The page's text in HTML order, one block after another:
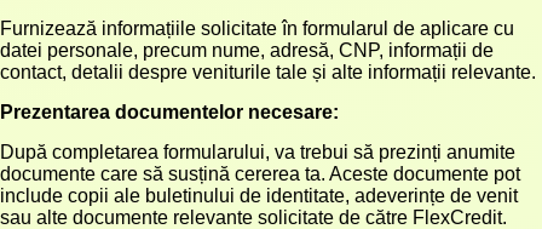
Furnizează informațiile solicitate în formularul de aplicare cu
datei personale, precum nume, adresă, CNP, informații de
contact, detalii despre veniturile tale și alte informații relevante.
Prezentarea documentelor necesare:
După completarea formularului, va trebui să prezinți anumite
documente care să susțină cererea ta. Aceste documente pot
include copii ale buletinului de identitate, adeverințe de venit
sau alte documente relevante solicitate de către FlexCredit.